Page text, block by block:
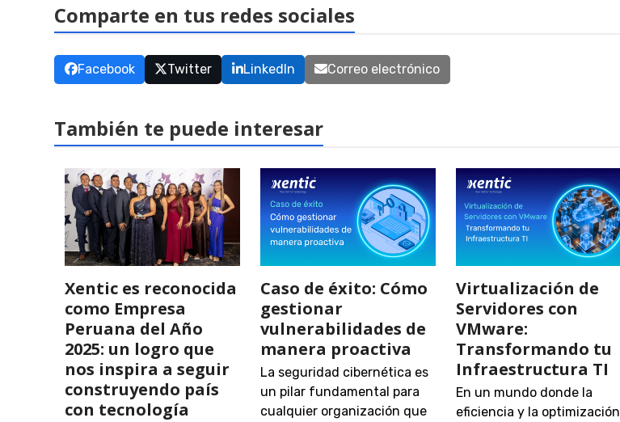
Comparte en tus redes sociales
Facebook Twitter LinkedIn Correo electrónico
También te puede interesar
Xentic es reconocida
como Empresa
Peruana del Año
2025: un logro que
nos inspira a seguir
construyendo país
con tecnología
Caso de éxito: Cómo
gestionar
vulnerabilidades de
manera proactiva
La seguridad cibernética es
un pilar fundamental para
cualquier organización que
Virtualización de
Servidores con
VMware:
Transformando tu
Infraestructura TI
En un mundo donde la
eficiencia y la optimización